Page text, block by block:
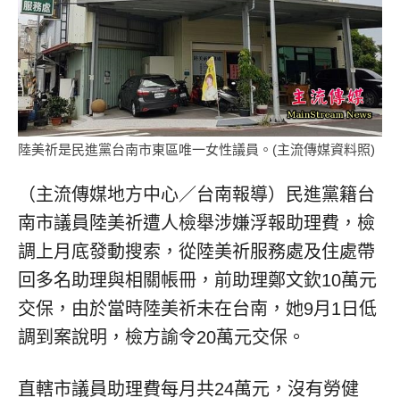
陸美祈是民進黨台南市東區唯一女性議員。(主流傳媒資料照)
（主流傳媒地方中心／台南報導）民進黨籍台
南市議員陸美祈遭人檢舉涉嫌浮報助理費，檢
調上月底發動搜索，從陸美祈服務處及住處帶
回多名助理與相關帳冊，前助理鄭文欽10萬元
交保，由於當時陸美祈未在台南，她9月1日低
調到案說明，檢方諭令20萬元交保。
直轄市議員助理費每月共24萬元，沒有勞健